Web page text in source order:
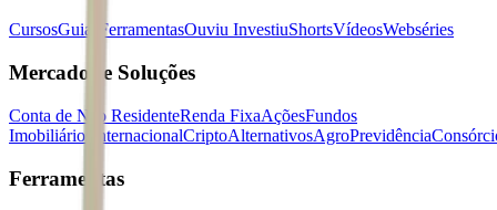
CursosGuias FerramentasOuviu InvestiuShortsVídeosWebséries
Mercados e Soluções
Conta de Não ResidenteRenda FixaAçõesFundos
Imobiliários
InternacionalCriptoAlternativosAgroPrevidência
Ferramentas